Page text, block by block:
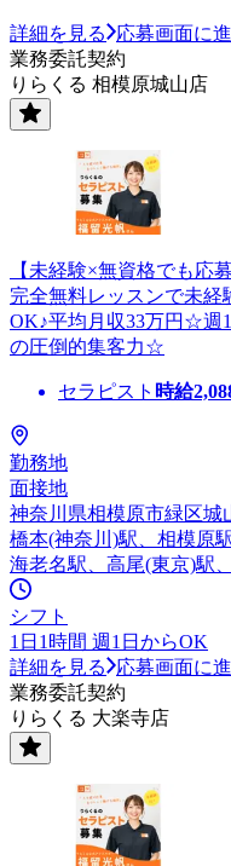
詳細を見る
応募画面に
業務委託契約
りらくる 相模原城山店
【未経験×無資格でも応
完全無料レッスンで未
OK♪平均月収33万円☆週
の圧倒的集客力☆
セラピスト 時給
勤務地
面接地
神奈川県相模原市緑区城
橋本(神奈川)駅、相模原
海老名駅、高尾(東京)駅
シフト
1日1時間 週1日からOK
詳細を見る
応募画面に
業務委託契約
りらくる 大楽寺店